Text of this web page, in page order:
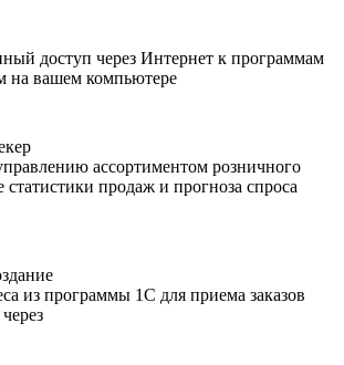
доступ через Интернет к программам
на вашем компьютере
ассортиментом розничного
статистики продаж и прогноза спроса
из программы 1С для приема заказов